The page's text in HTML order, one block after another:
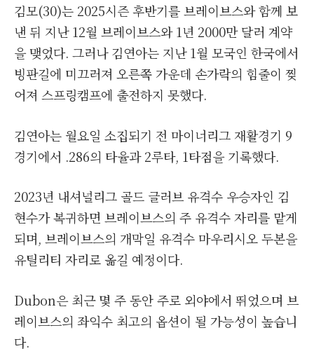
김모(30)는 2025시즌 후반기를 브레이브스와 함께 보
낸 뒤 지난 12월 브레이브스와 1년 2000만 달러 계약
을 맺었다. 그러나 김연아는 지난 1월 모국인 한국에서
빙판길에 미끄러져 오른쪽 가운데 손가락의 힘줄이 찢
어져 스프링캠프에 출전하지 못했다.
김연아는 월요일 소집되기 전 마이너리그 재활경기 9
경기에서 .286의 타율과 2루타, 1타점을 기록했다.
2023년 내셔널리그 골드 글러브 유격수 우승자인 김
현수가 복귀하면 브레이브스의 주 유격수 자리를 맡게
되며, 브레이브스의 개막일 유격수 마우리시오 두본을
유틸리티 자리로 옮길 예정이다.
Dubon은 최근 몇 주 동안 주로 외야에서 뛰었으며 브
레이브스의 좌익수 최고의 옵션이 될 가능성이 높습니
다.